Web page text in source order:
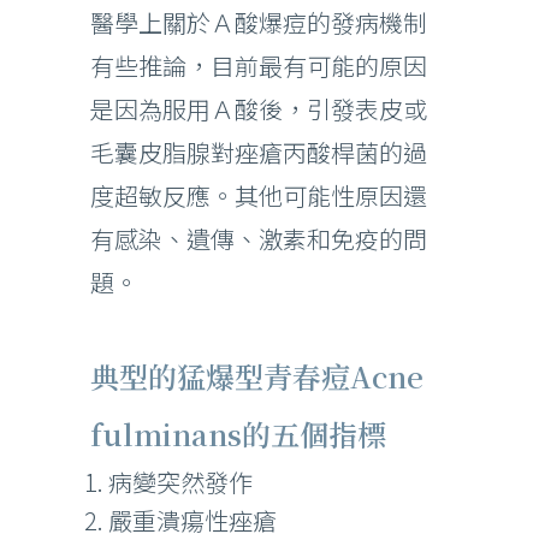
醫學上關於Ａ酸爆痘的發病機制
有些推論，目前最有可能的原因
是因為服用Ａ酸後，引發表皮或
毛囊皮脂腺對痤瘡丙酸桿菌的過
度超敏反應。其他可能性原因還
有感染、遺傳、激素和免疫的問
題。
典型的猛爆型青春痘Acne
fulminans的五個指標
病變突然發作
嚴重潰瘍性痤瘡